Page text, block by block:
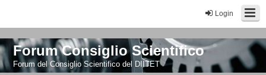
Login
Forum Consiglio Scientifico
Forum del Consiglio Scientifico del DIITET